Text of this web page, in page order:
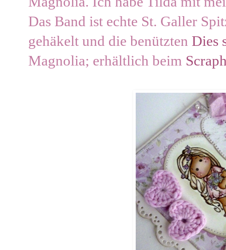
Das Band ist echte St. Galler
gehäkelt und die benützten Dies
Magnolia; erhältlich beim